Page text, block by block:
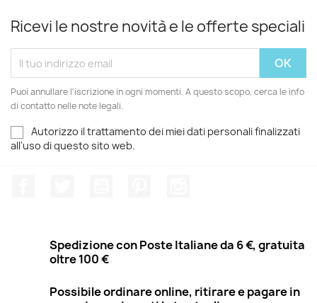
Ricevi le nostre novità e le offerte speciali
Puoi annullare l'iscrizione in ogni momenti. A questo scopo, cerca le info
di contatto nelle note legali.
Autorizzo il trattamento dei miei dati personali finalizzati
all'uso di questo sito web.
Spedizione con Poste Italiane da 6 €, gratuita
oltre 100 €
Possibile ordinare online, ritirare e pagare in